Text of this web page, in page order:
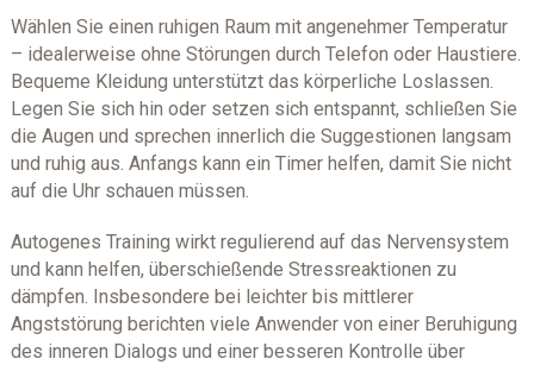
Wählen Sie einen ruhigen Raum mit angenehmer Temperatur
– idealerweise ohne Störungen durch Telefon oder Haustiere.
Bequeme Kleidung unterstützt das körperliche Loslassen.
Legen Sie sich hin oder setzen sich entspannt, schließen Sie
die Augen und sprechen innerlich die Suggestionen langsam
und ruhig aus. Anfangs kann ein Timer helfen, damit Sie nicht
auf die Uhr schauen müssen.
Autogenes Training wirkt regulierend auf das Nervensystem
und kann helfen, überschießende Stressreaktionen zu
dämpfen. Insbesondere bei leichter bis mittlerer
Angststörung berichten viele Anwender von einer Beruhigung
des inneren Dialogs und einer besseren Kontrolle über